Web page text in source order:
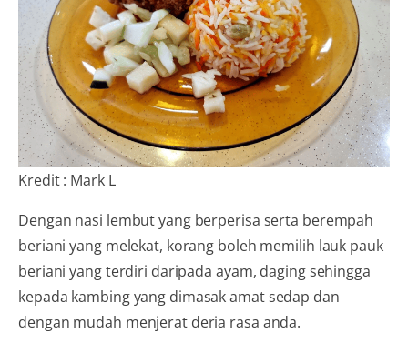
Kredit : Mark L
Dengan nasi lembut yang berperisa serta berempah
beriani yang melekat, korang boleh memilih lauk pauk
beriani yang terdiri daripada ayam, daging sehingga
kepada kambing yang dimasak amat sedap dan
dengan mudah menjerat deria rasa anda.